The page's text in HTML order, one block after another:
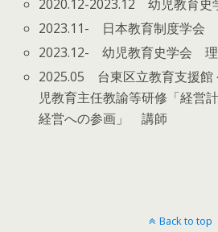
2020.12-2023.12 幼児教育
2023.11- 日本教育制度学会
2023.12- 幼児教育史学会
2025.05 台東区立教育支援館
児教育主任教諭等研修「経営
経営への参画」 講師
Back to top